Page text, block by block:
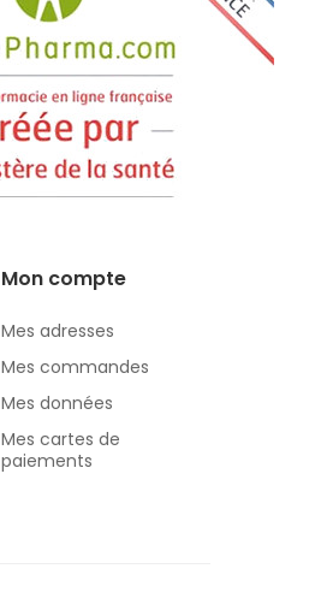
Mon compte
Mes adresses
Mes commandes
Mes données
Mes cartes de
paiements